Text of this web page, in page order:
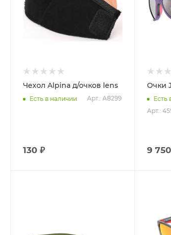
Чехол Alpina д/очков lens
Есть в наличии Арт.: A8299
130 ₽
Очки
Есть
Арт.:
9